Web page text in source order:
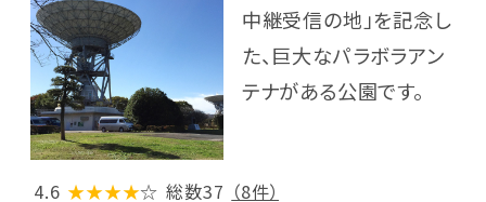
中継受信の地」を記念し
た、巨大なパラボラアン
テナがある公園です。
4.6 ★★★★☆ 総数37 （8件）